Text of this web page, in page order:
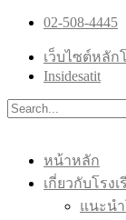
02-508-4445
เว็บไซต์หลัก
Insidesatit
หน้าหลัก
เกี่ยวกับโรงเ
แนะนำ